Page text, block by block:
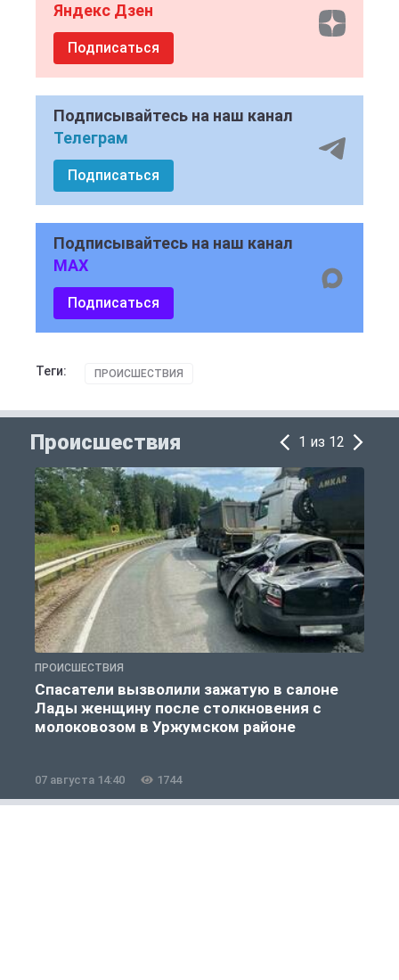
Яндекс Дзен
Подписаться
Подписывайтесь на наш канал
Телеграм
Подписаться
Подписывайтесь на наш канал
MAX
Подписаться
Теги: ПРОИСШЕСТВИЯ
Происшествия 1 из 12
ПРОИСШЕСТВИЯ
Спасатели вызволили зажатую в салоне
Лады женщину после столкновения с
молоковозом в Уржумском районе
07 августа 14:40 1744